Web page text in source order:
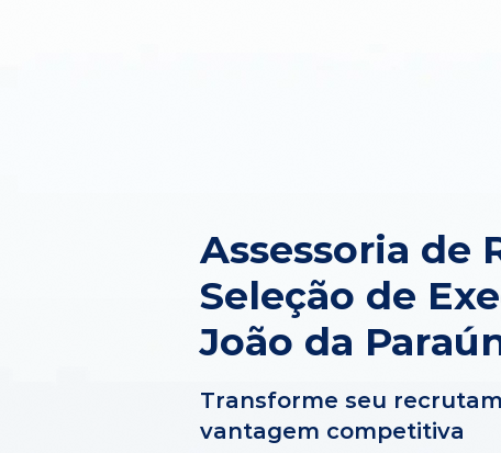
Assessoria de
Seleção de
João da
Transforme seu
vantagem competitiva